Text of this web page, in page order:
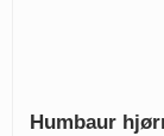
Humbaur